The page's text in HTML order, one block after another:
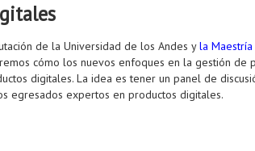
de la Universidad de los Andes yla
cómo los nuevos enfoques en la gestión de
digitales. La idea es tener un panel de
egresados expertos en productos digitales.